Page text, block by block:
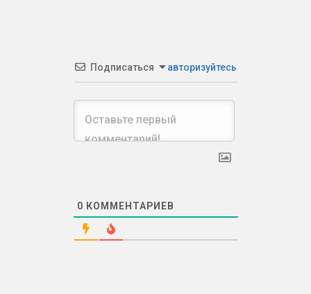
Подписаться авторизуйтесь
0 КОММЕНТАРИЕВ